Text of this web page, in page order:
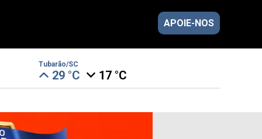
APOIE-NOS
Tubarão/SC
29 °C 17 °C